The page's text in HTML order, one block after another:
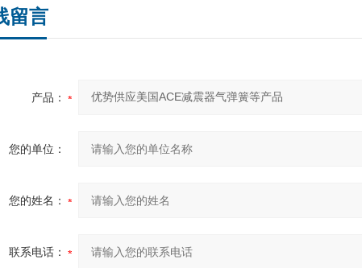
留言
产品：
您的单位：
您的姓名：
联系电话：